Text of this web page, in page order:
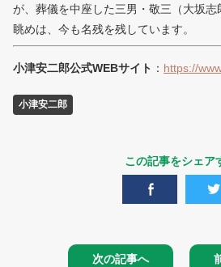
が、葬儀を中座した三男・敬三（大坂
眺めは、今も名残を残しています。
小津安二郎公式WEBサイト ： https://
小津安二郎
この記事をシェア
次の記事へ